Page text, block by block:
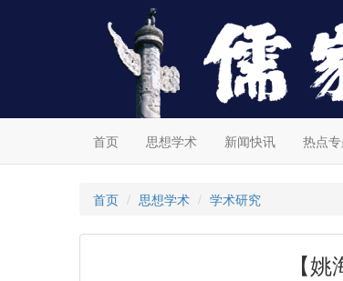
首页 思想学术 新闻快讯 热点
首页 思想学术 学术研究
【